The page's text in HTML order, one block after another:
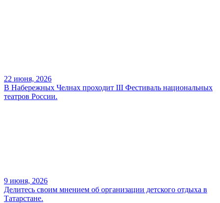
22 июня, 2026
В Набережных Челнах проходит III Фестиваль национальных
театров России.
9 июня, 2026
Делитесь своим мнением об организации детского отдыха в
Татарстане.